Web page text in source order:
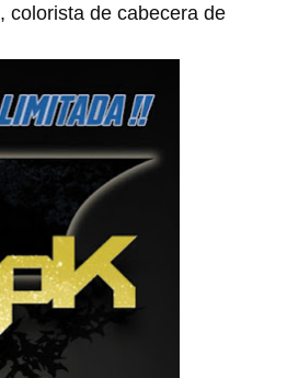
, colorista de cabecera de